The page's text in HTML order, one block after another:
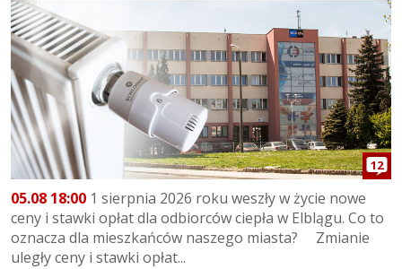
12
05.08 18:00 1 sierpnia 2026 roku weszły w życie nowe
ceny i stawki opłat dla odbiorców ciepła w Elblągu. Co to
oznacza dla mieszkańców naszego miasta? Zmianie
uległy ceny i stawki opłat...